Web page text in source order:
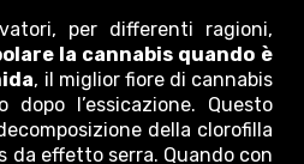
per differenti ragioni,
la cannabis quando è
, il miglior fiore di cannabis
dopo l’essicazione. Questo
della clorofilla
da effetto serra. Quando con